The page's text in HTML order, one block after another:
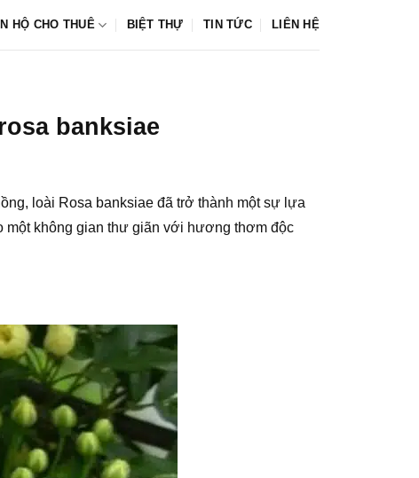
HỘ CHO THUÊ BIỆT THỰ TIN TỨC LIÊN HỆ
banksiae
loài Rosa banksiae đã trở thành một sự lựa
một không gian thư giãn với hương thơm độc